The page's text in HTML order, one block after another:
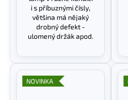
i s příbuznými čísly,
většina má nějaký
drobný defekt -
ulomený držák apod.
NOVINKA